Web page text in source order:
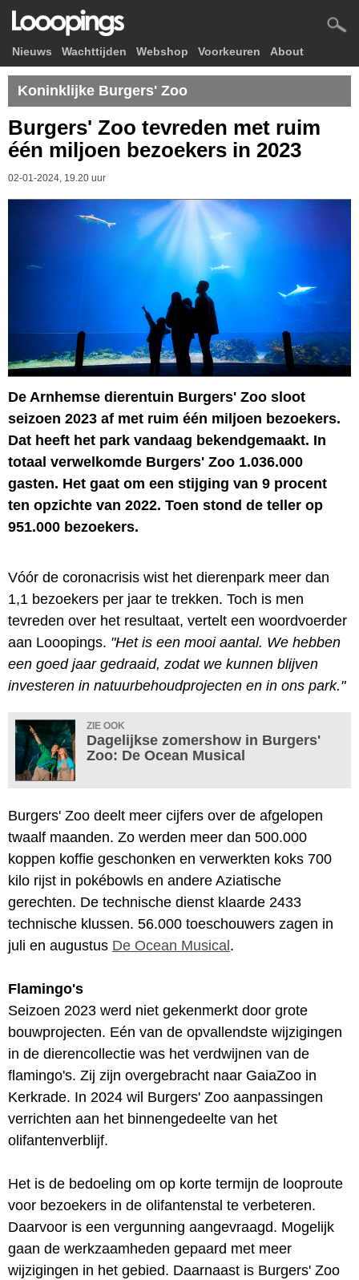
Nieuws Wachttijden Webshop Voorkeuren About
Koninklijke Burgers' Zoo
Burgers' Zoo tevreden met ruim
één miljoen bezoekers in 2023
02-01-2024, 19.20 uur
De Arnhemse dierentuin Burgers' Zoo sloot
seizoen 2023 af met ruim één miljoen bezoekers.
Dat heeft het park vandaag bekendgemaakt. In
totaal verwelkomde Burgers' Zoo 1.036.000
gasten. Het gaat om een stijging van 9 procent
ten opzichte van 2022. Toen stond de teller op
951.000 bezoekers.
Vóór de coronacrisis wist het dierenpark meer dan
1,1 bezoekers per jaar te trekken. Toch is men
tevreden over het resultaat, vertelt een woordvoerder
aan Looopings. "Het is een mooi aantal. We hebben
een goed jaar gedraaid, zodat we kunnen blijven
investeren in natuurbehoudprojecten en in ons park."
ZIE OOK
Dagelijkse zomershow in Burgers'
Zoo: De Ocean Musical
Burgers' Zoo deelt meer cijfers over de afgelopen
twaalf maanden. Zo werden meer dan 500.000
koppen koffie geschonken en verwerkten koks 700
kilo rijst in pokébowls en andere Aziatische
gerechten. De technische dienst klaarde 2433
technische klussen. 56.000 toeschouwers zagen in
juli en augustus De Ocean Musical.
Flamingo's
Seizoen 2023 werd niet gekenmerkt door grote
bouwprojecten. Eén van de opvallendste wijzigingen
in de dierencollectie was het verdwijnen van de
flamingo's. Zij zijn overgebracht naar GaiaZoo in
Kerkrade. In 2024 wil Burgers' Zoo aanpassingen
verrichten aan het binnengedeelte van het
olifantenverblijf.
Het is de bedoeling om op korte termijn de looproute
voor bezoekers in de olifantenstal te verbeteren.
Daarvoor is een vergunning aangevraagd. Mogelijk
gaan de werkzaamheden gepaard met meer
wijzigingen in het gebied. Daarnaast is Burgers' Zoo